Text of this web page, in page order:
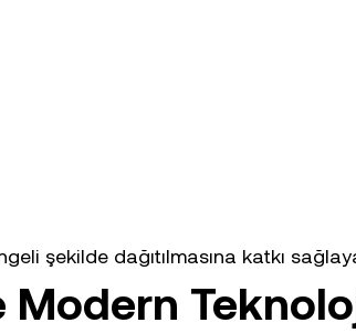
şekilde dağıtılmasına katkı
Modern